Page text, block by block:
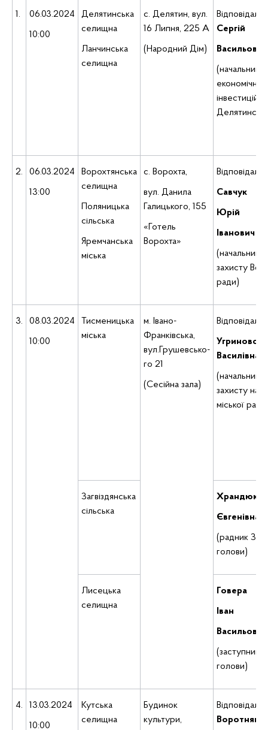
1. 06.03.2024
10:00
Делятинська
селищна
Ланчинська
селищна
с. Делятин, вул.
16 Липня, 225 А
(Народний Дім)
Сергій
(начальник
інвестицій
2. 06.03.2024
13:00
Ворохтянська
селищна
Поляницька
сільська
Яремчанська
міська
с. Ворохта,
вул. Данила
Галицького, 155
«Готель
Ворохта»
Савчук
Юрій
Іванович
(начальник
захисту
ради)
3. 08.03.2024
10:00
Тисменицька
міська
м. Івано-
Франківська,
вул.Грушевсько-
го 21
(Сесійна зала)
Василівна
(начальник
захисту
міської
Загвіздянська
сільська
Храндюк
Євгенівна
(радник
голови)
Лисецька
селищна
Говера
Іван
Васильович
(заступник
голови)
4. 13.03.2024
10:00
Кутська
селищна
Будинок
культури,
Воротняк